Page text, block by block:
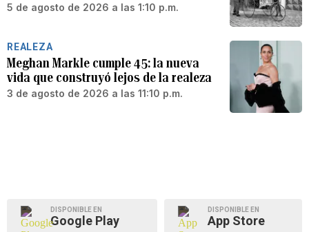
5 de agosto de 2026 a las 1:10 p.m.
REALEZA
Meghan Markle cumple 45: la nueva
vida que construyó lejos de la realeza
3 de agosto de 2026 a las 11:10 p.m.
DISPONIBLE EN
Google Play
DISPONIBLE EN
App Store